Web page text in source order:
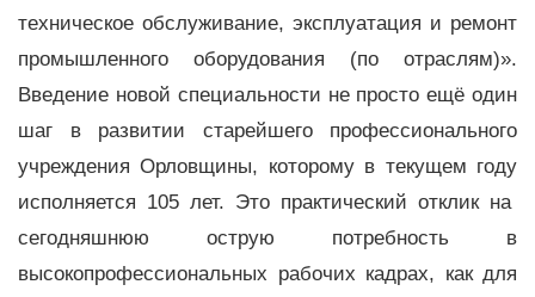
техническое обслуживание, эксплуатация и ремонт
промышленного оборудования (по отраслям)».
Введение новой специальности не просто ещё один
шаг в развитии старейшего профессионального
учреждения Орловщины, которому в текущем году
исполняется 105 лет. Это практический отклик на
сегодняшнюю острую потребность в
высокопрофессиональных рабочих кадрах, как для